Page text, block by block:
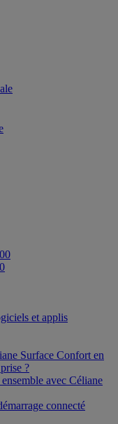
et applis
Surface Confort en
?
avec Céliane
connecté